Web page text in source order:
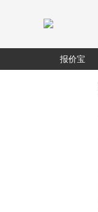
报价宝